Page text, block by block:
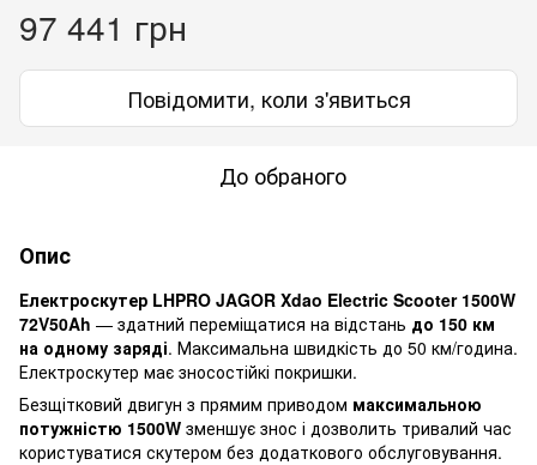
97 441 грн
Повідомити, коли з'явиться
До обраного
Опис
Електроскутер LHPRO JAGOR Xdao Electric Scooter 1500W
72V50Ah — здатний переміщатися на відстань до 150 км
на одному заряді. Максимальна швидкість до 50 км/година.
Електроскутер має зносостійкі покришки.
Безщітковий двигун з прямим приводом максимальною
потужністю 1500W зменшує знос і дозволить тривалий час
користуватися скутером без додаткового обслуговування.